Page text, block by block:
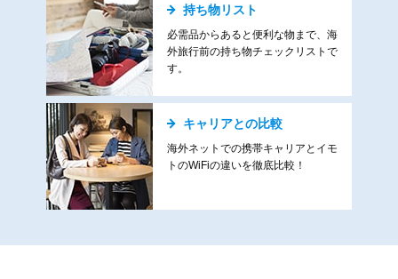
持ち物リスト
必需品からあると便利な物まで、海
外旅行前の持ち物チェックリストで
す。
キャリアとの比較
海外ネットでの携帯キャリアとイモ
トのWiFiの違いを徹底比較！